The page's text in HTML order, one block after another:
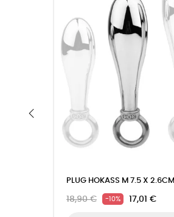
PLUG HOKASS M 7.5 X 2.6CM
18,90 € -10% 17,01 €